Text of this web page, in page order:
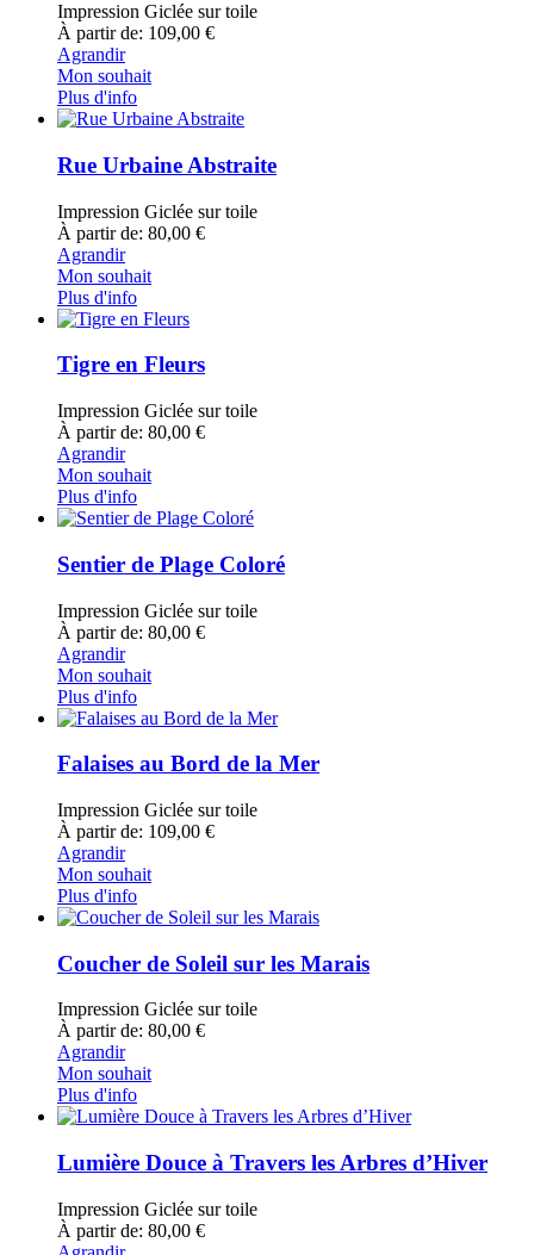
Impression Giclée sur toile
À partir de: 109,00 €
Agrandir
Mon souhait
Plus d'info
Rue Urbaine Abstraite
Impression Giclée sur toile
À partir de: 80,00 €
Agrandir
Mon souhait
Plus d'info
Tigre en Fleurs
Impression Giclée sur toile
À partir de: 80,00 €
Agrandir
Mon souhait
Plus d'info
Sentier de Plage Coloré
Impression Giclée sur toile
À partir de: 80,00 €
Agrandir
Mon souhait
Plus d'info
Falaises au Bord de la Mer
Impression Giclée sur toile
À partir de: 109,00 €
Agrandir
Mon souhait
Plus d'info
Coucher de Soleil sur les Marais
Impression Giclée sur toile
À partir de: 80,00 €
Agrandir
Mon souhait
Plus d'info
Lumière Douce à Travers les Arbres d’Hiver
Impression Giclée sur toile
À partir de: 80,00 €